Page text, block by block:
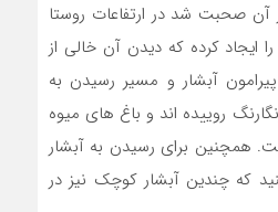
آن صحبت شد در ارتفاعات روستا
ایجاد کرده که دیدن آن خالی از
آبشار و مسیر رسیدن به
روییده اند و باغ های میوه
همچنین برای رسیدن به آبشار
که چندین آبشار کوچک نیز در